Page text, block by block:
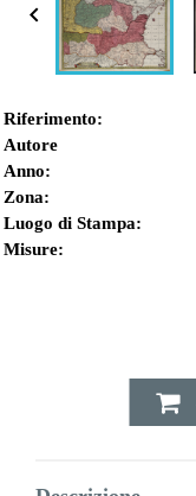

Riferimento:
Autore
Anno:
Zona:
Luogo di Stampa:
Misure: